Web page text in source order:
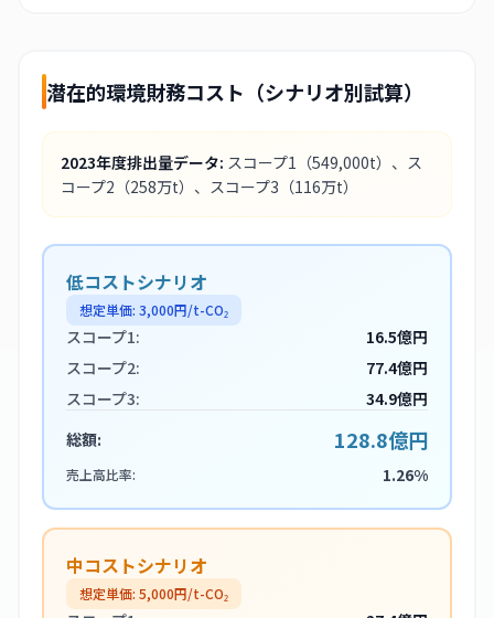
潜在的環境財務コスト（シナリオ別試算）
2023年度排出量データ: スコープ1 （549,000t） 、ス
コープ2 （258万t） 、スコープ3 （116万t）
低コストシナリオ
想定単価: 3,000円/t-CO₂
スコープ1:
16.5億円
スコープ2:
77.4億円
スコープ3:
34.9億円
総額:
128.8億円
売上高比率: 1.26%
中コストシナリオ
想定単価: 5,000円/t-CO₂